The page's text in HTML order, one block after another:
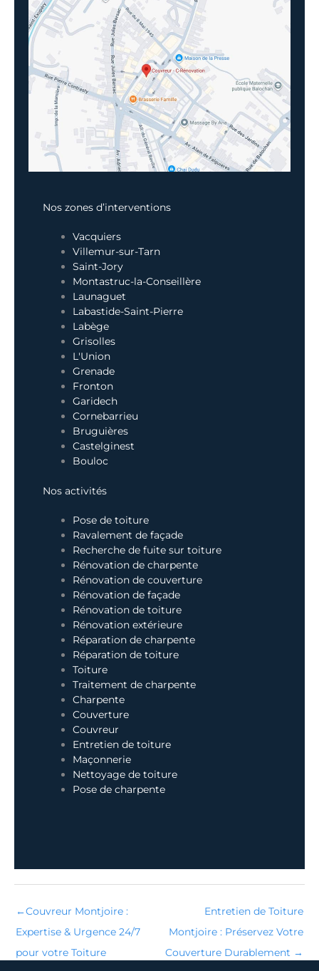
Nos zones d’interventions
Vacquiers
Villemur-sur-Tarn
Saint-Jory
Montastruc-la-Conseillère
Launaguet
Labastide-Saint-Pierre
Labège
Grisolles
L'Union
Grenade
Fronton
Garidech
Cornebarrieu
Bruguières
Castelginest
Bouloc
Nos activités
Pose de toiture
Ravalement de façade
Recherche de fuite sur toiture
Rénovation de charpente
Rénovation de couverture
Rénovation de façade
Rénovation de toiture
Rénovation extérieure
Réparation de charpente
Réparation de toiture
Toiture
Traitement de charpente
Charpente
Couverture
Couvreur
Entretien de toiture
Maçonnerie
Nettoyage de toiture
Pose de charpente
←Couvreur Montjoire :
Expertise & Urgence 24/7
pour votre Toiture
Entretien de Toiture
Montjoire : Préservez Votre
Couverture Durablement →